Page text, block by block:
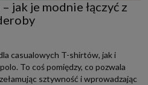
jak je modnie łączyć z
casualowych T-shirtów, jak i
To coś pomiędzy, co pozwala
sztywność i wprowadzając